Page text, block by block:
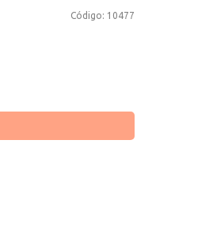
Código: 10477